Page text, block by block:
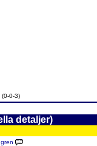
(0-0-3)
detaljer)